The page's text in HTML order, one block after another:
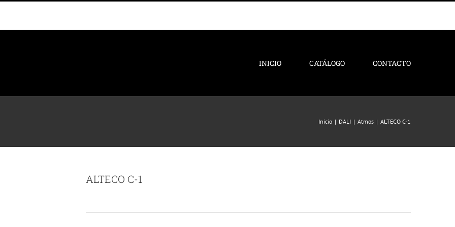
INICIO CATÁLOGO CONTACTO
Inicio DALI Atmos ALTECO C-1
ALTECO C-1